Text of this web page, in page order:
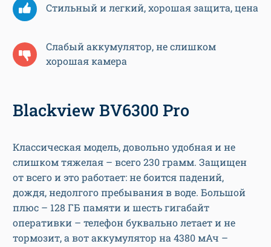
Стильный и легкий, хорошая защита, цена
Слабый аккумулятор, не слишком
хорошая камера
Blackview BV6300 Pro
Классическая модель, довольно удобная и не
слишком тяжелая – всего 230 грамм. Защищен
от всего и это работает: не боится падений,
дождя, недолгого пребывания в воде. Большой
плюс – 128 ГБ памяти и шесть гигабайт
оперативки – телефон буквально летает и не
тормозит, а вот аккумулятор на 4380 мАч –